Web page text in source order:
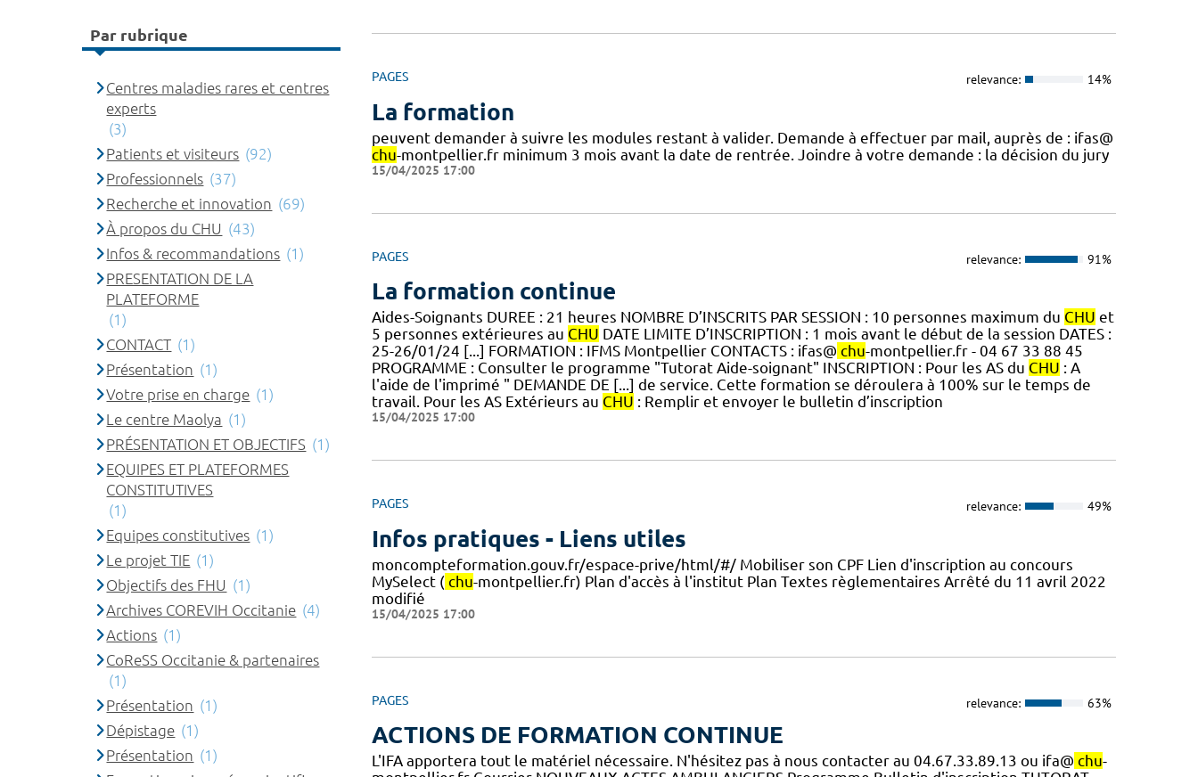
PAGES relevance: 14%
La formation
peuvent demander à suivre les modules restant à valider. Demande à effectuer par mail, auprès de : ifas@
chu-montpellier.fr minimum 3 mois avant la date de rentrée. Joindre à votre demande : la décision du jury
15/04/2025 17:00
PAGES relevance: 91%
La formation continue
Aides-Soignants DUREE : 21 heures NOMBRE D’INSCRITS PAR SESSION : 10 personnes maximum du CHU et
5 personnes extérieures au CHU DATE LIMITE D’INSCRIPTION : 1 mois avant le début de la session DATES :
25-26/01/24 [...] FORMATION : IFMS Montpellier CONTACTS : ifas@ chu-montpellier.fr - 04 67 33 88 45
PROGRAMME : Consulter le programme "Tutorat Aide-soignant" INSCRIPTION : Pour les AS du CHU : A
l'aide de l'imprimé " DEMANDE DE [...] de service. Cette formation se déroulera à 100% sur le temps de
travail. Pour les AS Extérieurs au CHU : Remplir et envoyer le bulletin d’inscription
15/04/2025 17:00
PAGES relevance: 49%
Infos pratiques - Liens utiles
moncompteformation.gouv.fr/espace-prive/html/#/ Mobiliser son CPF Lien d'inscription au concours
MySelect ( chu-montpellier.fr) Plan d'accès à l'institut Plan Textes règlementaires Arrêté du 11 avril 2022
modifié
15/04/2025 17:00
PAGES relevance: 63%
ACTIONS DE FORMATION CONTINUE
L'IFA apportera tout le matériel nécessaire. N'hésitez pas à nous contacter au 04.67.33.89.13 ou ifa@ chu-
Par rubrique
Centres maladies rares et centres
experts
(3)
Patients et visiteurs (92)
Professionnels (37)
Recherche et innovation (69)
À propos du CHU (43)
Infos & recommandations (1)
PRESENTATION DE LA
PLATEFORME
(1)
CONTACT (1)
Présentation (1)
Votre prise en charge (1)
Le centre Maolya (1)
PRÉSENTATION ET OBJECTIFS (1)
EQUIPES ET PLATEFORMES
CONSTITUTIVES
(1)
Equipes constitutives (1)
Le projet TIE (1)
Objectifs des FHU (1)
Archives COREVIH Occitanie (4)
Actions (1)
CoReSS Occitanie & partenaires
(1)
Présentation (1)
Dépistage (1)
Présentation (1)